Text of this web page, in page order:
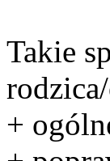
Takie
+